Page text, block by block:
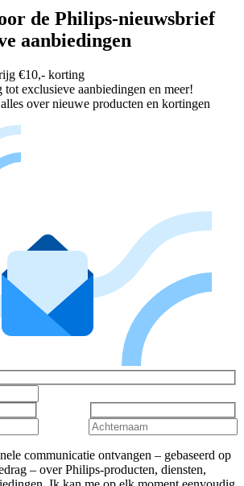
de Philips-nieuwsbrief
aanbiedingen
€10,- korting
tot exclusieve aanbiedingen en meer!
over nieuwe producten en kortingen
communicatie ontvangen – gebaseerd op
– over Philips-producten, diensten,